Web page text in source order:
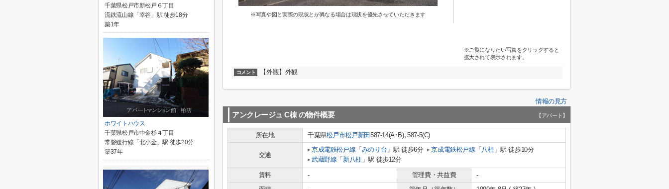
※写真や図と実際の現状とが異なる場合は現状を優先させていただきます
※ご覧になりたい写真をクリックすると
拡大されて表示されます。
コメント 【外観】外観
情報の見方
アンクレージュ C棟 の物件概要 【アパート】
所在地 千葉県松戸市松戸新田587-14(A･B)､587-5(C)
交通
京成電鉄松戸線 「 みのり台 」駅 徒歩6分 京成電鉄松戸線 「 八柱 」駅 徒歩10分
武蔵野線 「 新八柱 」駅 徒歩12分
賃料 - 管理費・共益費
-
千葉県松戸市新松戸６丁目
流鉄流山線「幸谷」駅 徒歩18分
築1年
ホワイトハウス
千葉県松戸市中金杉４丁目
常磐緩行線「北小金」駅 徒歩20分
築37年